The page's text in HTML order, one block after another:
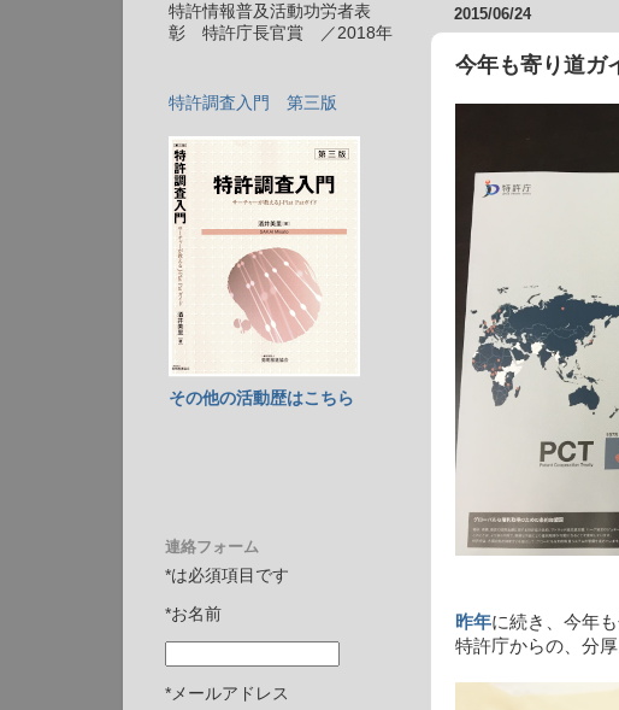
2015/06/24
今年も寄り道ガ
昨年に続き、今年
特許庁からの、分
特許情報普及活動功労者表
彰 特許庁長官賞 ／2018年
特許調査入門 第三版
その他の活動歴はこちら
連絡フォーム
*は必須項目です
*お名前
*メールアドレス